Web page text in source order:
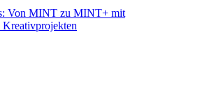
Von MINT zu MINT+ mit
Kreativprojekten